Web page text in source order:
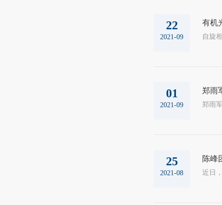
22
2021-09
有机
01
2021-09
郑雨
25
2021-08
陈峰